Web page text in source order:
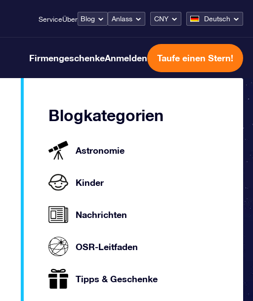
ServiceÜber Blog Anlass CNY Deutsch
FirmengeschenkeAnmelden Taufe einen Stern!
Blogkategorien
Astronomie
Kinder
Nachrichten
OSR-Leitfaden
Tipps & Geschenke